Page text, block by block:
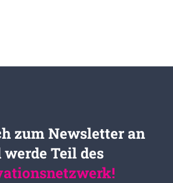
zum Newsletter an
werde Teil des